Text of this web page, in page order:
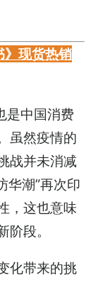
》现货热销
是中国消费
虽然疫情的
战并未消减
华潮”再次印
，这也意味
段。
化带来的挑